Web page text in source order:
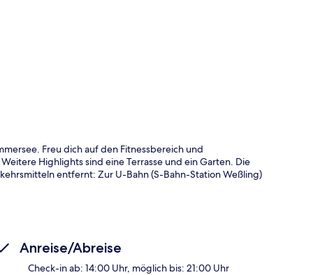
Freu dich auf den Fitnessbereich und
Highlights sind eine Terrasse und ein Garten. Die
entfernt: Zur U-Bahn (S-Bahn-Station Weßling)
Anreise/Abreise
Check-in ab: 14:00 Uhr, möglich bis: 21:00 Uhr